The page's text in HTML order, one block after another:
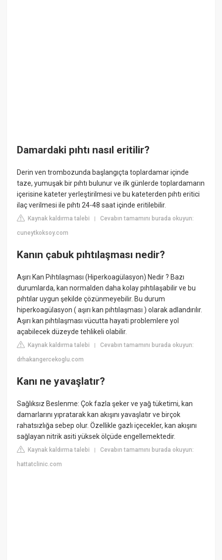
Damardaki pıhtı nasıl eritilir?
Derin ven trombozunda başlangıçta toplardamar içinde
taze, yumuşak bir pıhtı bulunur ve ilk günlerde toplardamarın
içerisine kateter yerleştirilmesi ve bu kateterden pıhtı eritici
ilaç verilmesi ile pıhtı 24-48 saat içinde eritilebilir.
Kaynak kaldırma talebi |Cevabın tamamını burada okuyun:
cuneytkoksoy.com
Kanın çabuk pıhtılaşması nedir?
Aşırı Kan Pıhtılaşması (Hiperkoagülasyon) Nedir ? Bazı
durumlarda, kan normalden daha kolay pıhtılaşabilir ve bu
pıhtılar uygun şekilde çözünmeyebilir. Bu durum
hiperkoagülasyon ( aşırı kan pıhtılaşması ) olarak adlandırılır.
Aşırı kan pıhtılaşması vücutta hayati problemlere yol
açabilecek düzeyde tehlikeli olabilir.
Kaynak kaldırma talebi |Cevabın tamamını burada okuyun:
drhakangercekoglu.com
Kanı ne yavaşlatır?
Sağlıksız Beslenme: Çok fazla şeker ve yağ tüketimi, kan
damarlarını yıpratarak kan akışını yavaşlatır ve birçok
rahatsızlığa sebep olur. Özellikle gazlı içecekler, kan akışını
sağlayan nitrik asiti yüksek ölçüde engellemektedir.
Kaynak kaldırma talebi |Cevabın tamamını burada okuyun:
hattatclinic.com